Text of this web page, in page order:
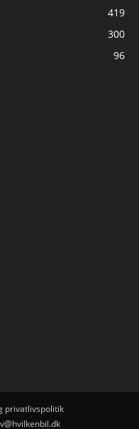
419
300
96
privatlivspolitik